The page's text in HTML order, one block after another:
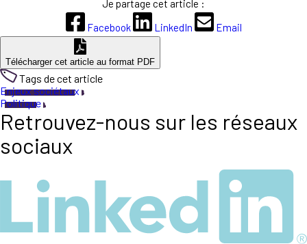
Je partage cet article :
Facebook
LinkedIn Email
Télécharger cet article au format PDF
Tags de cet article
Enjeux sociétaux
Politique
Retrouvez-nous sur les réseaux
sociaux